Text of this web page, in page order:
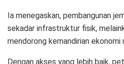
Ia menegaskan, pembangunan
sekadar infrastruktur fisik,
mendorong kemandirian ekonomi
Dengan akses yang lebih baik,